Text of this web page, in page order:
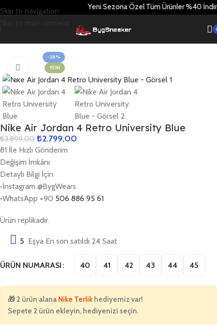
Skip to navigation
Yeni Sezona Özel Tüm Ürünler %40
-28%
YENI
Büyütmek için tıklayın
Nike Air Jordan 4 Retro University Blue
₺3.899,00 ₺2.799,00
81 İle Hızlı Gönderim
Değişim İmkânı
Detaylı Bilgi İçin
•İnstagram @BygWears
•WhatsApp ‪‪+90 506 886 95 61
Ürün replikadır.
5 Eşya En son satıldı 24 Saat
ÜRÜN NUMARASI 40 41 42 43 44 45
🎁2 ürün alana Nike Terlik hediyemiz var!
Sepete 2 ürün ekleyin, hediyenizi seçin.